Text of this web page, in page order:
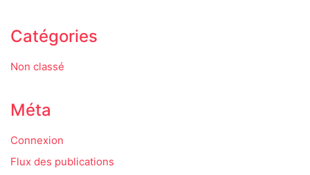
Catégories
Non classé
Méta
Connexion
Flux des publications